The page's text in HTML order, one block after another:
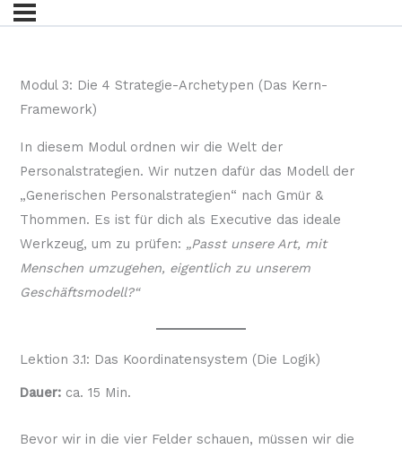
Modul 3: Die 4 Strategie-Archetypen (Das Kern-
Framework)
In diesem Modul ordnen wir die Welt der
Personalstrategien. Wir nutzen dafür das Modell der
„Generischen Personalstrategien“ nach Gmür &
Thommen. Es ist für dich als Executive das ideale
Werkzeug, um zu prüfen: „Passt unsere Art, mit
Menschen umzugehen, eigentlich zu unserem
Geschäftsmodell?“
Lektion 3.1: Das Koordinatensystem (Die Logik)
Dauer:ca. 15 Min.
Bevor wir in die vier Felder schauen, müssen wir die